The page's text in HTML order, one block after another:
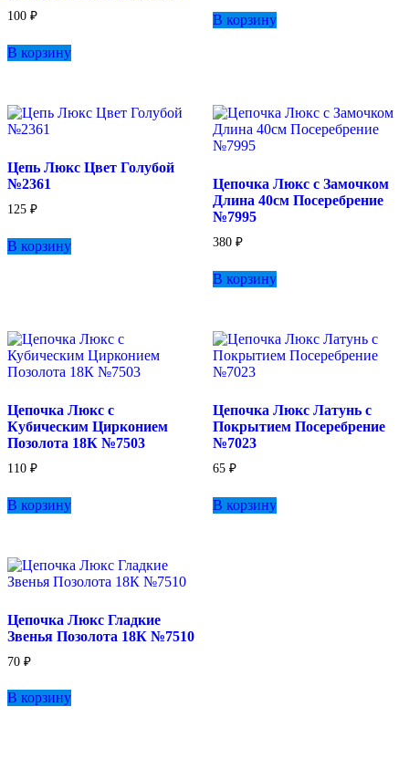
100 ₽
В корзину
В корзину
Цепь Люкс Цвет Голубой
№2361
125 ₽
В корзину
Цепочка Люкс с Замочком
Длина 40см Посеребрение
№7995
380 ₽
В корзину
Цепочка Люкс с
Кубическим Цирконием
Позолота 18К №7503
110 ₽
В корзину
Цепочка Люкс Латунь с
Покрытием Посеребрение
№7023
65 ₽
В корзину
Цепочка Люкс Гладкие
Звенья Позолота 18К №7510
70 ₽
В корзину